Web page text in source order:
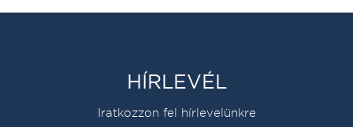
HÍRLEVÉL
Iratkozzon fel hírlevelünkre